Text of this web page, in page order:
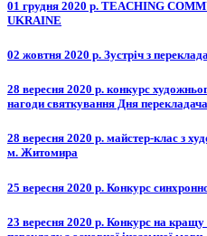
01 грудня 2020 р. TEACHING
UKRAINE
02 жовтня 2020 р. Зустріч з
28 вересня 2020 р. конкурс
нагоди святкування Дня перекладача
28 вересня 2020 р. майстер-клас з
м. Житомира
25 вересня 2020 р. Конкурс
23 вересня 2020 р. Конкурс на кращу